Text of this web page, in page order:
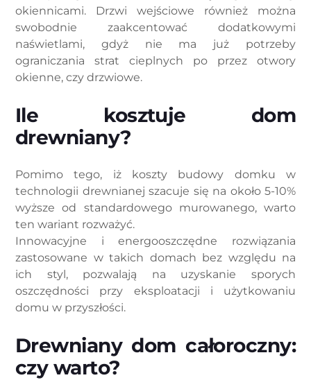
okiennicami. Drzwi wejściowe również można
swobodnie zaakcentować dodatkowymi
naświetlami, gdyż nie ma już potrzeby
ograniczania strat cieplnych po przez otwory
okienne, czy drzwiowe.
Ile kosztuje dom
drewniany?
Pomimo tego, iż koszty budowy domku w
technologii drewnianej szacuje się na około 5-10%
wyższe od standardowego murowanego, warto
ten wariant rozważyć.
Innowacyjne i energooszczędne rozwiązania
zastosowane w takich domach bez względu na
ich styl, pozwalają na uzyskanie sporych
oszczędności przy eksploatacji i użytkowaniu
domu w przyszłości.
Drewniany dom całoroczny:
czy warto?